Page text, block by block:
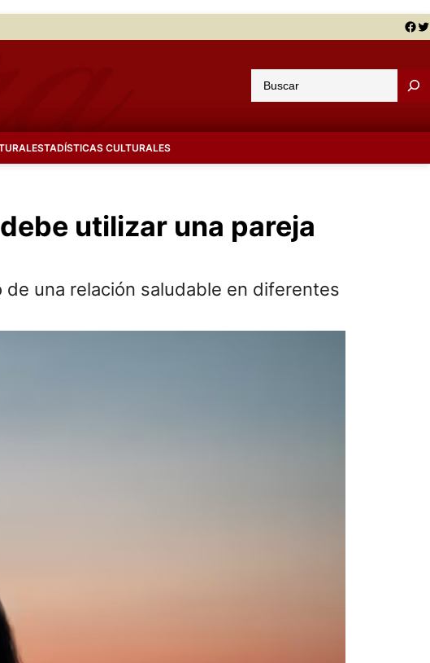
Facebook Twitter
u
a
ESTADÍSTICAS CULTURALES
utilizar una pareja
una relación saludable en diferentes